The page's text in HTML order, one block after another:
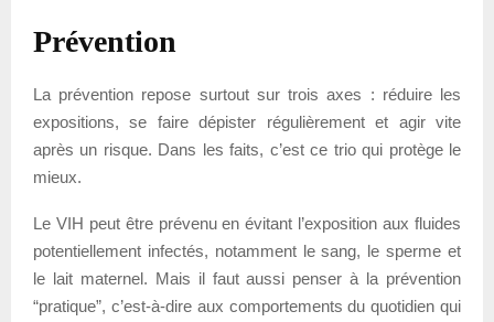
Prévention
La prévention repose surtout sur trois axes : réduire les
expositions, se faire dépister régulièrement et agir vite
après un risque. Dans les faits, c’est ce trio qui protège le
mieux.
Le VIH peut être prévenu en évitant l’exposition aux fluides
potentiellement infectés, notamment le sang, le sperme et
le lait maternel. Mais il faut aussi penser à la prévention
“pratique”, c’est-à-dire aux comportements du quotidien qui